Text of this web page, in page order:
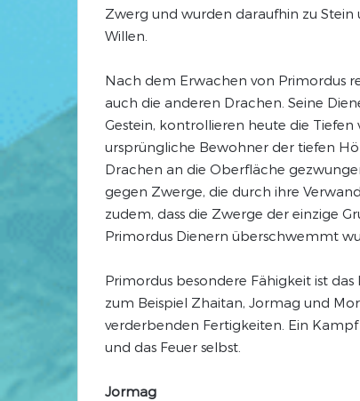
Zwerg und wurden daraufhin zu Stein
Willen.
Nach dem Erwachen von Primordus
auch die anderen Drachen. Seine
Gestein, kontrollieren heute die Tiefen
ursprüngliche Bewohner der tiefen
Drachen an die Oberfläche
gegen Zwerge, die durch ihre
zudem, dass die Zwerge der einzige
Primordus Dienern überschwemmt
Primordus besondere Fähigkeit ist das
zum Beispiel Zhaitan, Jormag und
verderbenden Fertigkeiten. Ein
und das Feuer selbst.
Jormag